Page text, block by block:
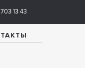
703 13 43